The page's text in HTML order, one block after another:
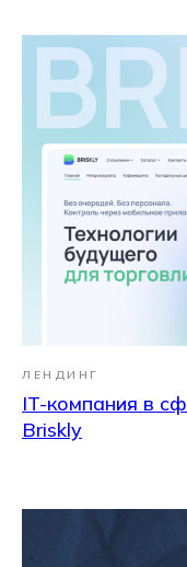
ЛЕНДИНГ
IT-компания в
Briskly